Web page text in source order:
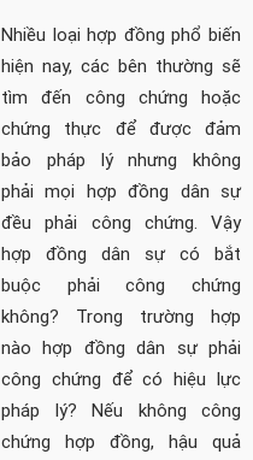
Nhiều loại hợp đồng phổ biến
hiện nay, các bên thường sẽ
tìm đến công chứng hoặc
chứng thực để được đảm
bảo pháp lý nhưng không
phải mọi hợp đồng dân sự
đều phải công chứng. Vậy
hợp đồng dân sự có bắt
buộc phải công chứng
không? Trong trường hợp
nào hợp đồng dân sự phải
công chứng để có hiệu lực
pháp lý? Nếu không công
chứng hợp đồng, hậu quả